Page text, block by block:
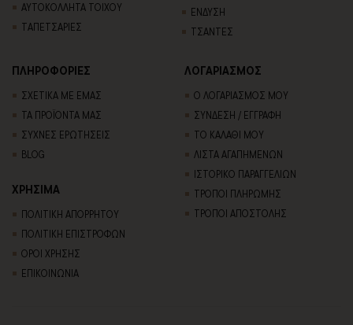
ΑΥΤΟΚΟΛΛΗΤΑ ΤΟΙΧΟΥ
TΑΠΕΤΣΑΡΙΕΣ
ΕΝΔΥΣΗ
ΤΣΑΝΤΕΣ
ΠΛΗΡΟΦΟΡΙΕΣ
ΣΧΕΤΙΚΑ ΜΕ ΕΜΑΣ
ΤΑ ΠΡΟΪΟΝΤΑ ΜΑΣ
ΣΥΧΝΕΣ ΕΡΩΤΗΣΕΙΣ
BLOG
ΛΟΓΑΡΙΑΣΜΟΣ
Ο ΛΟΓΑΡΙΑΣΜΟΣ ΜΟΥ
ΣΥΝΔΕΣΗ / ΕΓΓΡΑΦΗ
ΤΟ ΚΑΛΑΘΙ ΜΟΥ
ΛΙΣΤΑ ΑΓΑΠΗΜΕΝΩΝ
ΙΣΤΟΡΙΚΟ ΠΑΡΑΓΓΕΛΙΩΝ
ΤΡΟΠΟΙ ΠΛΗΡΩΜΗΣ
ΤΡΟΠΟΙ ΑΠΟΣΤΟΛΗΣ
ΧΡΗΣΙΜΑ
ΠΟΛΙΤΙΚΗ ΑΠΟΡΡΗΤΟΥ
ΠΟΛΙΤΙΚΗ ΕΠΙΣΤΡΟΦΩΝ
ΟΡΟΙ ΧΡΗΣΗΣ
ΕΠΙΚΟΙΝΩΝΙΑ